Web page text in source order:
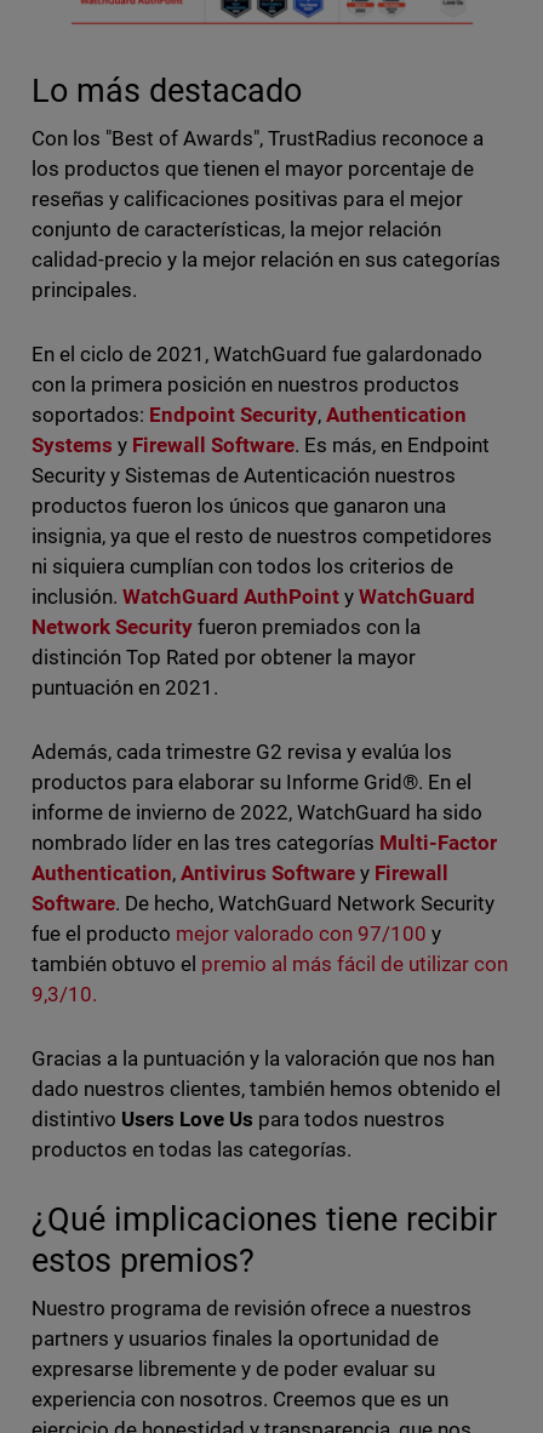
Lo más destacado
Con los "Best of Awards", TrustRadius reconoce a
los productos que tienen el mayor porcentaje de
reseñas y calificaciones positivas para el mejor
conjunto de características, la mejor relación
calidad-precio y la mejor relación en sus categorías
principales.
En el ciclo de 2021, WatchGuard fue galardonado
con la primera posición en nuestros productos
soportados: Endpoint Security,Authentication
Systems y Firewall Software. Es más, en Endpoint
Security y Sistemas de Autenticación nuestros
productos fueron los únicos que ganaron una
insignia, ya que el resto de nuestros competidores
ni siquiera cumplían con todos los criterios de
inclusión. WatchGuard AuthPoint yWatchGuard
Network Security fueron premiados con la
distinción Top Rated por obtener la mayor
puntuación en 2021.
Además, cada trimestre G2 revisa y evalúa los
productos para elaborar su Informe Grid®. En el
informe de invierno de 2022, WatchGuard ha sido
nombrado líder en las tres categorías Multi-Factor
Authentication, Antivirus Software y Firewall
Software. De hecho, WatchGuard Network Security
fue el producto mejor valorado con 97/100 y
también obtuvo el premio al más fácil de utilizar con
9,3/10.
Gracias a la puntuación y la valoración que nos han
dado nuestros clientes, también hemos obtenido el
distintivo Users Love Us para todos nuestros
productos en todas las categorías.
¿Qué implicaciones tiene recibir
estos premios?
Nuestro programa de revisión ofrece a nuestros
partners y usuarios finales la oportunidad de
expresarse libremente y de poder evaluar su
experiencia con nosotros. Creemos que es un